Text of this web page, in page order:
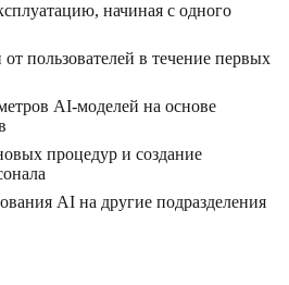
начиная с одного
пользователей в течение первых
AI-моделей на основе
процедур и создание
AI на другие подразделения